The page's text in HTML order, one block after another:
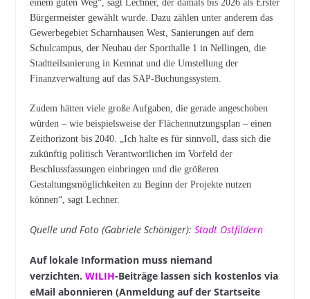
einem guten Weg“, sagt Lechner, der damals bis 2026 als Erster
Bürgermeister gewählt wurde. Dazu zählen unter anderem das
Gewerbegebiet Scharnhausen West, Sanierungen auf dem
Schulcampus, der Neubau der Sporthalle 1 in Nellingen, die
Stadtteilsanierung in Kemnat und die Umstellung der
Finanzverwaltung auf das SAP-Buchungssystem.
Zudem hätten viele große Aufgaben, die gerade angeschoben
würden – wie beispielsweise der Flächennutzungsplan – einen
Zeithorizont bis 2040. „Ich halte es für sinnvoll, dass sich die
zukünftig politisch Verantwortlichen im Vorfeld der
Beschlussfassungen einbringen und die größeren
Gestaltungsmöglichkeiten zu Beginn der Projekte nutzen
können“, sagt Lechner.
Quelle und Foto (Gabriele Schöniger): Stadt Ostfildern
Auf lokale Information muss niemand
verzichten. WILIH-Beiträge lassen sich kostenlos via
eMail abonnieren (Anmeldung auf der Startseite